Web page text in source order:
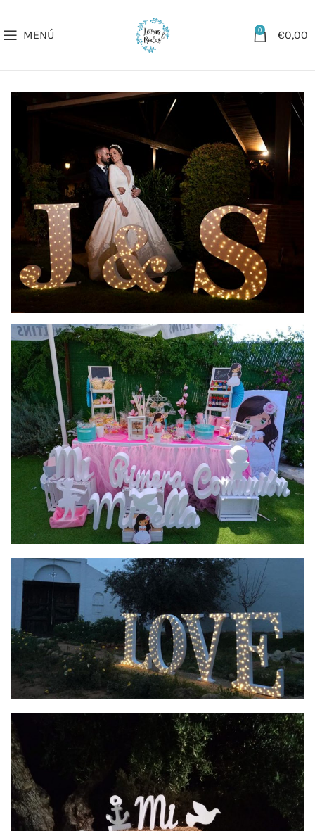
MENÚ 0 €0,00
Bodas
LETRAS DECORATIVAS